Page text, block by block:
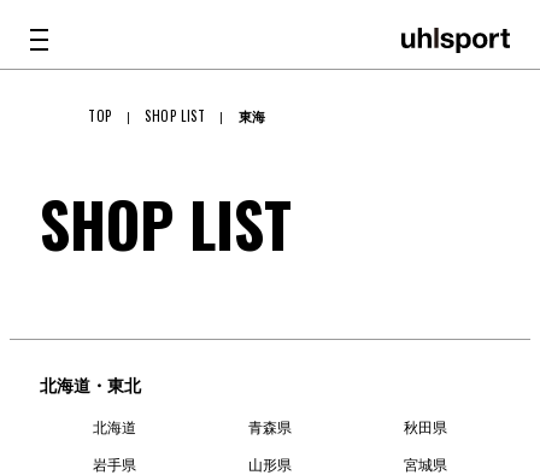
PRODUCTS
TECHNOLOGY
ATHLETE
SHOP LIST
TOP SHOP LIST 東海
SHOP LIST
北海道・東北
北海道 青森県 秋田県
岩手県 山形県 宮城県